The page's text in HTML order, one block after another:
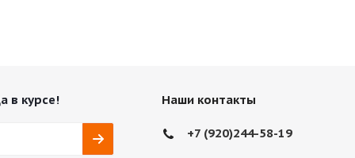
в курсе! Наши контакты
+7 (920)244-58-19